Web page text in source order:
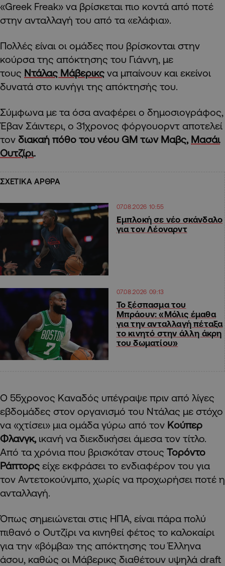
«Greek Freak» να βρίσκεται πιο κοντά από ποτέ
στην ανταλλαγή του από τα «ελάφια».
Πολλές είναι οι ομάδες που βρίσκονται στην
κούρσα της απόκτησης του Γιάννη, με
τους Ντάλας Μάβερικς να μπαίνουν και εκείνοι
δυνατά στο κυνήγι της απόκτησής του.
Σύμφωνα με τα όσα αναφέρει ο δημοσιογράφος,
Έβαν Σάιντερι, ο 31χρονος φόργουορντ αποτελεί
τον διακαή πόθο του νέου GM των Μαβς, Μασάι
Ουτζίρι.
ΣΧΕΤΙΚΑ ΑΡΘΡΑ
07.08.2026 10:55
Εμπλοκή σε νέο σκάνδαλο
για τον Λέοναρντ
07.08.2026 09:13
Το ξέσπασμα του
Μπράουν: «Μόλις έμαθα
για την ανταλλαγή πέταξα
το κινητό στην άλλη άκρη
του δωματίου»
Ο 55χρονος Καναδός υπέγραψε πριν από λίγες
εβδομάδες στον οργανισμό του Ντάλας με στόχο
να «χτίσει» μια ομάδα γύρω από τον Κούπερ
Φλανγκ, ικανή να διεκδικήσει άμεσα τον τίτλο.
Από τα χρόνια που βρισκόταν στους Τορόντο
Ράπτορς είχε εκφράσει το ενδιαφέρον του για
τον Αντετοκούνμπο, χωρίς να προχωρήσει ποτέ η
ανταλλαγή.
Όπως σημειώνεται στις ΗΠΑ, είναι πάρα πολύ
πιθανό ο Ουτζίρι να κινηθεί φέτος το καλοκαίρι
για την «βόμβα» της απόκτησης του Έλληνα
άσου, καθώς οι Μάβερικς διαθέτουν υψηλά draft